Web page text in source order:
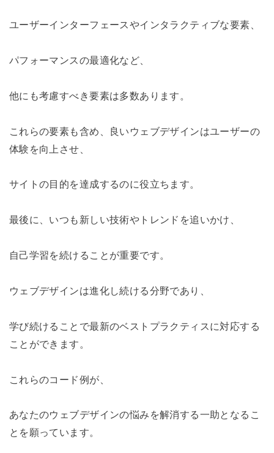
ユーザーインターフェースやインタラクティブな要素、
パフォーマンスの最適化など、
他にも考慮すべき要素は多数あります。
これらの要素も含め、良いウェブデザインはユーザーの
体験を向上させ、
サイトの目的を達成するのに役立ちます。
最後に、いつも新しい技術やトレンドを追いかけ、
自己学習を続けることが重要です。
ウェブデザインは進化し続ける分野であり、
学び続けることで最新のベストプラクティスに対応する
ことができます。
これらのコード例が、
あなたのウェブデザインの悩みを解消する一助となるこ
とを願っています。